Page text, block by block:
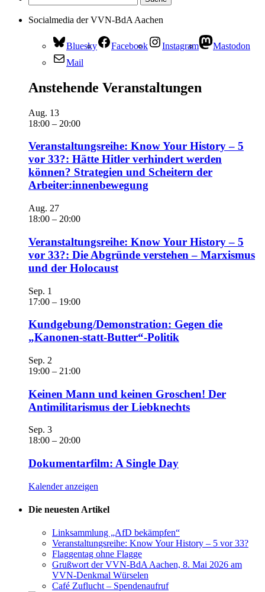
Socialmedia der VVN-BdA Aachen
Bluesky Facebook Instagram
Mastodon
Mail
Anstehende Veranstaltungen
Aug. 13
18:00 – 20:00
Veranstaltungsreihe: Know Your History – 5
vor 33?: Hätte Hitler verhindert werden
können? Strategien und Scheitern der
Arbeiter:innenbewegung
Aug. 27
18:00 – 20:00
Veranstaltungsreihe: Know Your History – 5
vor 33?: Die Abgründe verstehen – Marxismus
und der Holocaust
Sep. 1
17:00 – 19:00
Kundgebung/Demonstration: Gegen die
„Kanonen-statt-Butter“-Politik
Sep. 2
19:00 – 21:00
Keinen Mann und keinen Groschen! Der
Antimilitarismus der Liebknechts
Sep. 3
18:00 – 20:00
Dokumentarfilm: A Single Day
Kalender anzeigen
Die neuesten Artikel
Linksammlung „AfD bekämpfen“
Veranstaltungsreihe: Know Your History – 5 vor 33?
Flaggentag ohne Flagge
Grußwort der VVN-BdA Aachen, 8. Mai 2026 am
VVN-Denkmal Würselen
Café Zuflucht – Spendenaufruf